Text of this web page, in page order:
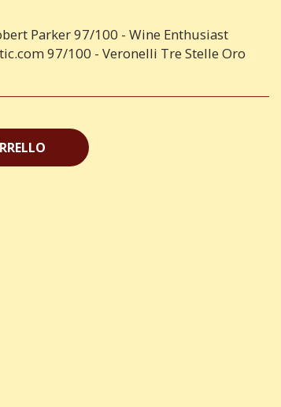
Parker 97/100 - Wine Enthusiast
97/100 - Veronelli Tre Stelle Oro